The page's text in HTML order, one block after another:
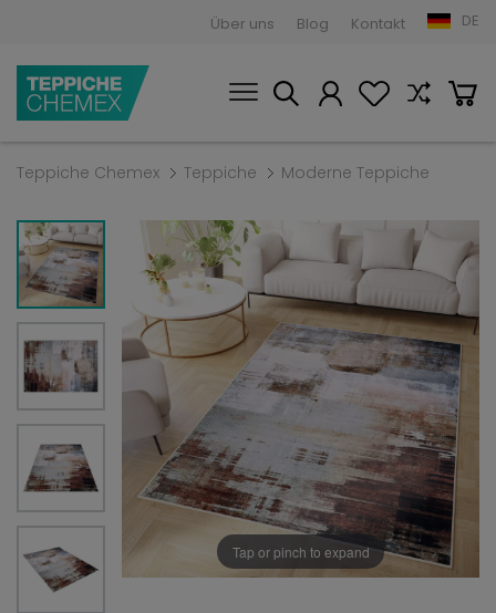
Über uns Blog Kontakt DE
Teppiche Chemex Teppiche Moderne Teppiche
Tap or pinch to expand